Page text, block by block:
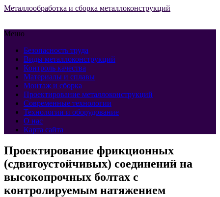
Металлообработка и сборка металлоконструкций
Меню
Безопасность труда
Виды металлоконструкций
Контроль качества
Материалы и сплавы
Монтаж и сборка
Проектирование металлоконструкций
Современные технологии
Технологии и оборудование
О нас
Карта сайта
Проектирование фрикционных
(сдвигоустойчивых) соединений на
высокопрочных болтах с
контролируемым натяжением